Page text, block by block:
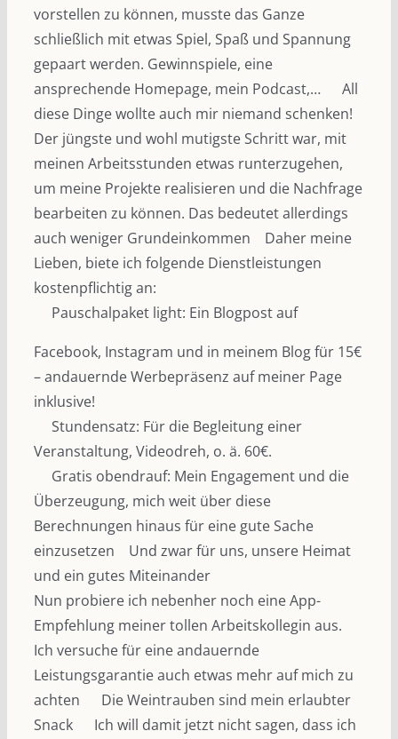
vorstellen zu können, musste das Ganze
schließlich mit etwas Spiel, Spaß und Spannung
gepaart werden. Gewinnspiele, eine
ansprechende Homepage, mein Podcast,…
All
diese Dinge wollte auch mir niemand schenken!
Der jüngste und wohl mutigste Schritt war, mit
meinen Arbeitsstunden etwas runterzugehen,
um meine Projekte realisieren und die Nachfrage
bearbeiten zu können. Das bedeutet allerdings
auch weniger Grundeinkommen
Daher meine
Lieben, biete ich folgende Dienstleistungen
kostenpflichtig an:
Pauschalpaket light: Ein Blogpost auf
Facebook, Instagram und in meinem Blog für 15€
– andauernde Werbepräsenz auf meiner Page
inklusive!
Stundensatz: Für die Begleitung einer
Veranstaltung, Videodreh, o. ä. 60€.
Gratis obendrauf: Mein Engagement und die
Überzeugung, mich weit über diese
Berechnungen hinaus für eine gute Sache
einzusetzen
Und zwar für uns, unsere Heimat
und ein gutes Miteinander
Nun probiere ich nebenher noch eine App-
Empfehlung meiner tollen Arbeitskollegin aus.
Ich versuche für eine andauernde
Leistungsgarantie auch etwas mehr auf mich zu
achten
Die Weintrauben sind mein erlaubter
Snack
Ich will damit jetzt nicht sagen, dass ich